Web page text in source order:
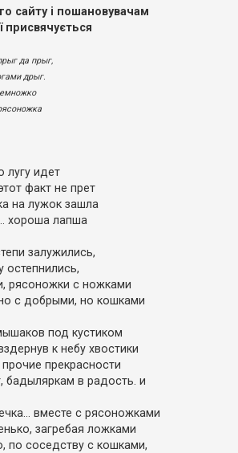
сайту і пошановувачам
присвячується
да прыг,
дрыг.
лугу идет
факт не прет
на лужок зашла
хороша лапша
залужились,
рясоножки с ножками
с добрыми, но кошками
под кустиком
к небу хвостики
прекрасности
бадыляркам в радость. и
вместе с рясоножками
загребая ложками
по соседству с кошками,